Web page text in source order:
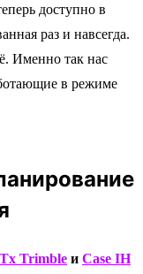
доступно в
раз и навсегда.
Именно так нас
в режиме
Trimble и Case IH